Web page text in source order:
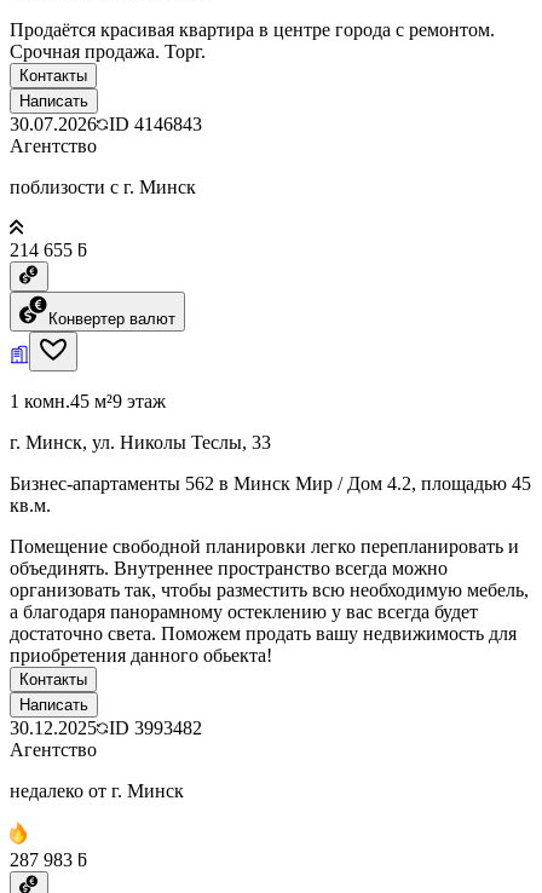
Продаётся красивая квартира в центре города с ремонтом.
Срочная продажа. Торг.
Контакты
Написать
30.07.2026 ID 4146843
Агентство
поблизости с г. Минск
214 655 ƃ
Конвертер валют
1 комн.45 м²9 этаж
г. Минск, ул. Николы Теслы, 33
Бизнес-апартаменты 562 в Минск Мир / Дом 4.2, площадью 45
кв.м.
Помещение свободной планировки легко перепланировать и
объединять. Внутреннее пространство всегда можно
организовать так, чтобы разместить всю необходимую мебель,
а благодаря панорамному остеклению у вас всегда будет
достаточно света. Поможем продать вашу недвижимость для
приобретения данного обьекта!
Контакты
Написать
30.12.2025 ID 3993482
Агентство
недалеко от г. Минск
287 983 ƃ